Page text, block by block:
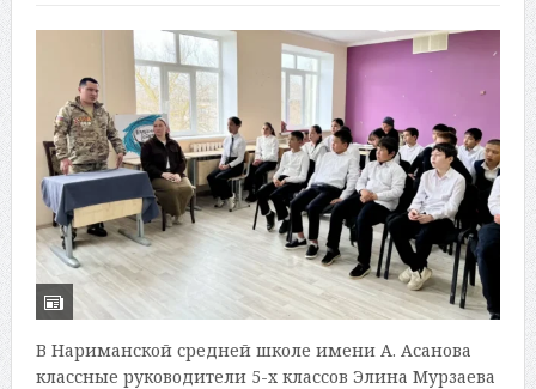
В Нариманской средней школе имени А. Асанова
классные руководители 5-х классов Элина Мурзаева